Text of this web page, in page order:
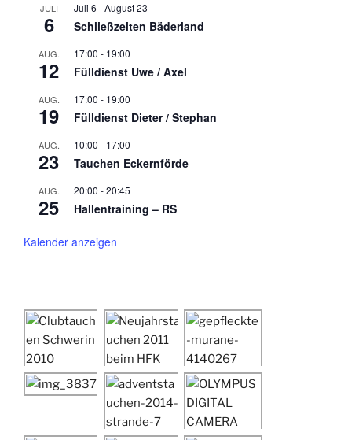
JULI
6
Juli 6 -August 23
Schließzeiten Bäderland
AUG.
12
17:00 - 19:00
Fülldienst Uwe / Axel
AUG.
19
17:00 - 19:00
Fülldienst Dieter / Stephan
AUG.
23
10:00 - 17:00
Tauchen Eckernförde
AUG.
25
20:00 -20:45
Hallentraining – RS
Kalender anzeigen